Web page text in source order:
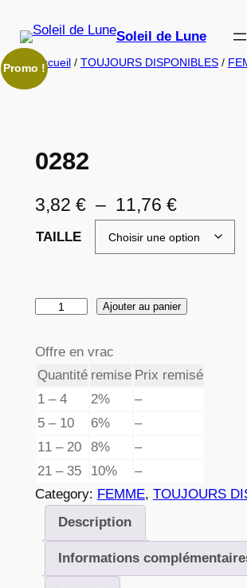
contenu
Soleil de Lune
Accueil/ TOUJOURS DISPONIBLES/
Promo !
0282
3,82 € – 11,76 €P
l
a
e
e
x
:
3
TAILLE
a
n
é
d
e
Ajouter au panier
Offre en vrac
Quantité remise Prix remisé
1 – 4
2%
–
5 – 10
6%
–
11 – 20
8%
–
21 – 35
10%
–
Category: FEMME, TOUJOURS
Description
Informations